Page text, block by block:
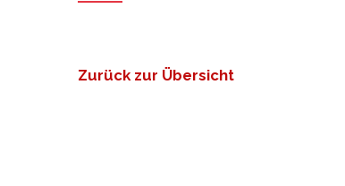
Zurück zur Übersicht